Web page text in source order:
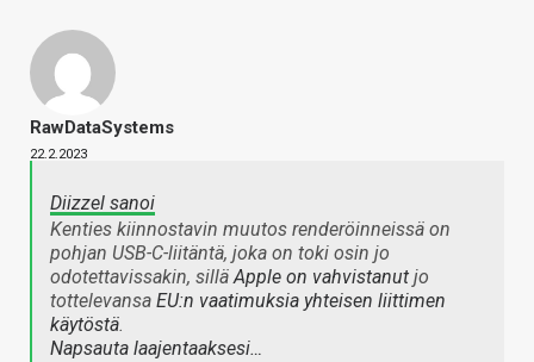
RawDataSystems
22.2.2023
Diizzel sanoi
Kenties kiinnostavin muutos renderöinneissä on
pohjan USB-C-liitäntä, joka on toki osin jo
odotettavissakin, silläApple on vahvistanut jo
tottelevansa EU:n vaatimuksia yhteisen liittimen
käytöstä.
Napsauta laajentaaksesi…